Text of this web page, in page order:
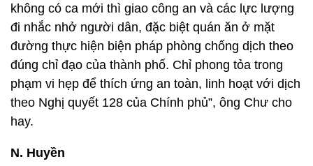
không có ca mới thì giao công an và các lực lượng
đi nhắc nhở người dân, đặc biệt quán ăn ở mặt
đường thực hiện biện pháp phòng chống dịch theo
đúng chỉ đạo của thành phố. Chỉ phong tỏa trong
phạm vi hẹp để thích ứng an toàn, linh hoạt với dịch
theo Nghị quyết 128 của Chính phủ”, ông Chư cho
hay.
N. Huyền